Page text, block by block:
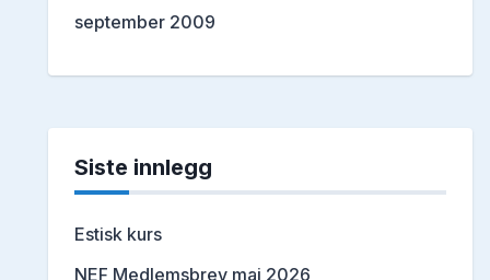
september 2009
Siste innlegg
Estisk kurs
NEF Medlemsbrev mai 2026